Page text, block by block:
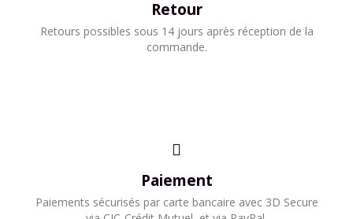
Retour
Retours possibles sous 14 jours après réception de la
commande.
Paiement
Paiements sécurisés par carte bancaire avec 3D Secure